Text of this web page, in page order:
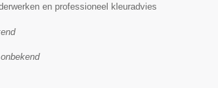
en professioneel kleuradvies